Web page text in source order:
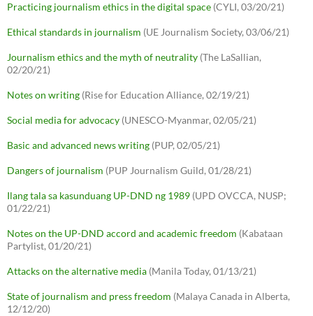
Practicing journalism ethics in the digital space (CYLI, 03/20/21)
Ethical standards in journalism (UE Journalism Society, 03/06/21)
Journalism ethics and the myth of neutrality (The LaSallian,
02/20/21)
Notes on writing (Rise for Education Alliance, 02/19/21)
Social media for advocacy (UNESCO-Myanmar, 02/05/21)
Basic and advanced news writing (PUP, 02/05/21)
Dangers of journalism (PUP Journalism Guild, 01/28/21)
Ilang tala sa kasunduang UP-DND ng 1989 (UPD OVCCA, NUSP;
01/22/21)
Notes on the UP-DND accord and academic freedom (Kabataan
Partylist, 01/20/21)
Attacks on the alternative media (Manila Today, 01/13/21)
State of journalism and press freedom (Malaya Canada in Alberta,
12/12/20)